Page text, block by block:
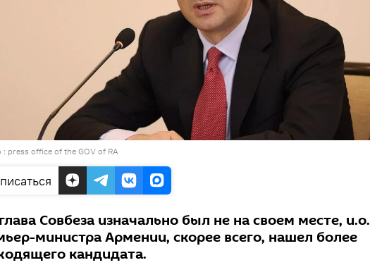
press office of the GOV of RA
Совбеза изначально был не на своем месте, и.о.
министра Армении, скорее всего, нашел более
кандидата.